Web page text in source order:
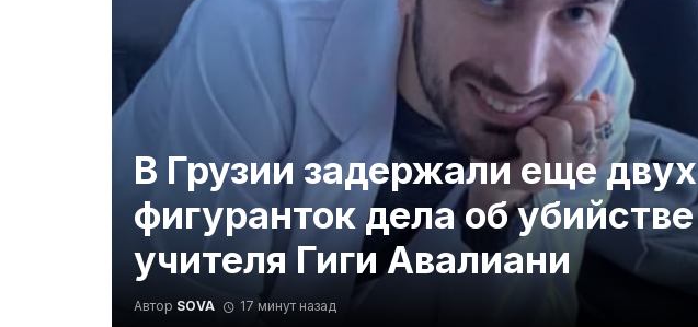
В Грузии задержали еще двух
фигуранток дела об убийстве
учителя Гиги Авалиани
Автор SOVA 17 минут назад